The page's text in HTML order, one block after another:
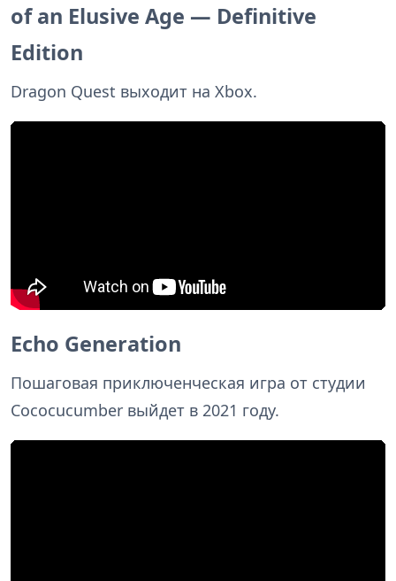
of an Elusive Age — Definitive
Edition
Dragon Quest выходит на Xbox.
Echo Generation
Пошаговая приключенческая игра от студии
Cococucumber выйдет в 2021 году.